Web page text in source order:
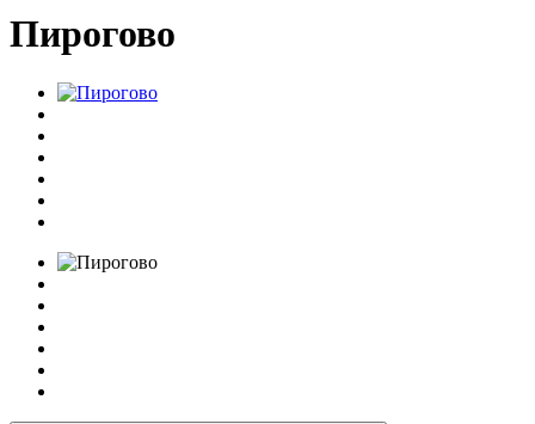
Пирогово